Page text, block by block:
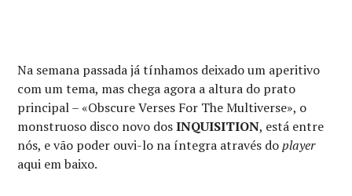
Na semana passada já tínhamos deixado um aperitivo
com um tema, mas chega agora a altura do prato
principal – «Obscure Verses For The Multiverse», o
monstruoso disco novo dosINQUISITION, está entre
nós, e vão poder ouvi-lo na íntegra através doplayer
aqui em baixo.